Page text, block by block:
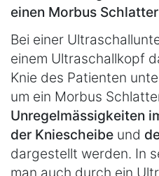
einen Morbus Schlatter
Bei einer
einem Ultraschallkopf
Knie des Patienten
um ein Morbus
Unregelmässigkeiten
der Kniescheibe und
dargestellt werden. In
man auch durch ein